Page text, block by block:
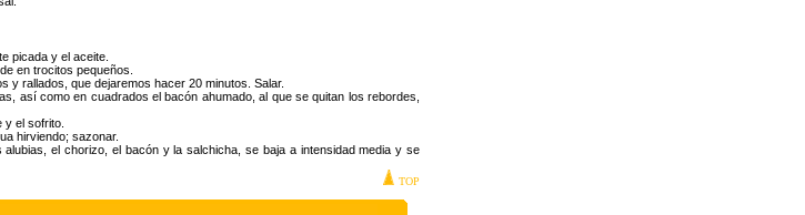
picada y el aceite.
en trocitos pequeños.
y rallados, que dejaremos hacer 20 minutos. Salar.
así como en cuadrados el bacón ahumado, al que se quitan los rebordes,
y el sofrito.
hirviendo; sazonar.
el chorizo, el bacón y la salchicha, se baja a intensidad media y se
TOP